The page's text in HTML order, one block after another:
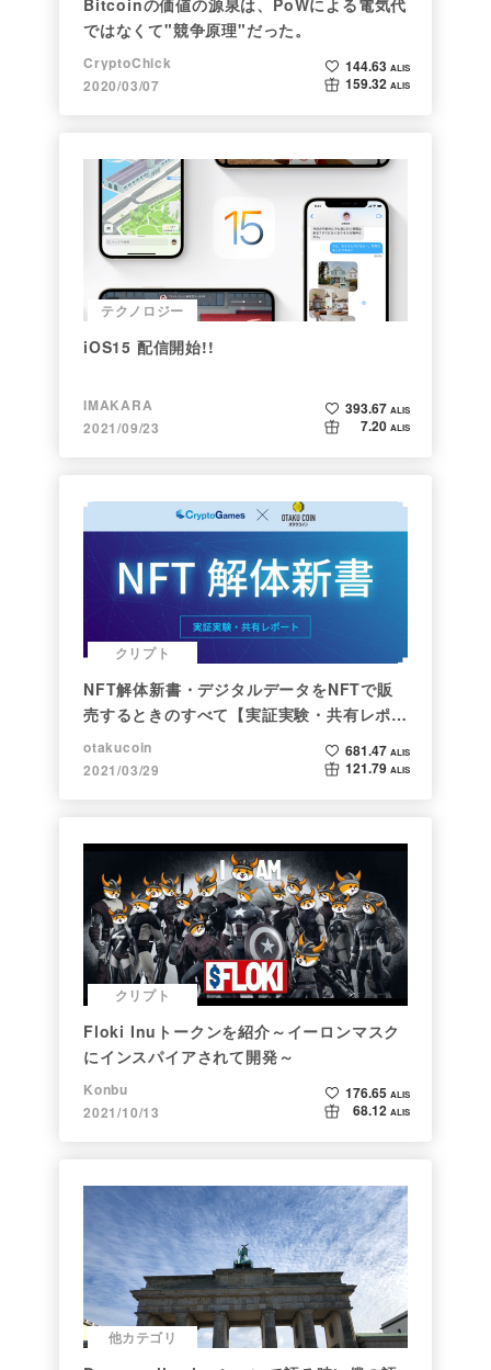
ではなくて"競争原理"だった。
CryptoChick
2020/03/07
144.63 ALIS
159.32 ALIS
テクノロジー
iOS15 配信開始!!
IMAKARA
2021/09/23
393.67 ALIS
7.20 ALIS
クリプト
NFT解体新書・デジタルデータをNFTで販
売するときのすべて【実証実験・共有レポー
ト】
otakucoin
2021/03/29
681.47 ALIS
121.79 ALIS
クリプト
Floki Inuトークンを紹介～イーロンマスク
にインスパイアされて開発～
Konbu
2021/10/13
176.65 ALIS
68.12 ALIS
他カテゴリ